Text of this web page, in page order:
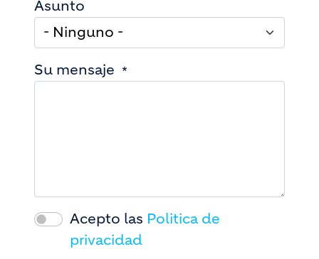
Asunto
Su mensaje
Acepto las Politica de
privacidad